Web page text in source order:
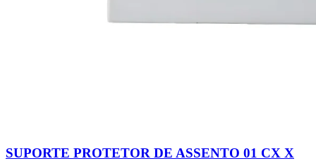
SUPORTE PROTETOR DE ASSENTO 01 CX X